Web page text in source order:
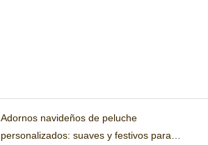
Adornos navideños de peluche
personalizados: suaves y festivos para